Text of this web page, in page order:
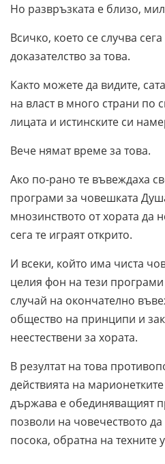
Но развръзката е близо,
Всичко, което се случва
доказателство за това.
Както можете да видите,
на власт в много страни по
лицата и истинските си
Вече нямат време за това.
Ако по-рано те въвеждаха
програми за човешката
мнозинството от хората да
сега те играят открито.
И всеки, който има чиста
целия фон на тези
случай на окончателно
общество на принципи и
неестествени за хората.
В резултат на това
действията на
държава е обединяващият
позволи на човечеството
посока, обратна на техните